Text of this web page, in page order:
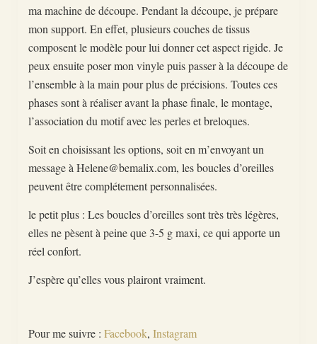
ma machine de découpe. Pendant la découpe, je prépare
mon support. En effet, plusieurs couches de tissus
composent le modèle pour lui donner cet aspect rigide. Je
peux ensuite poser mon vinyle puis passer à la découpe de
l’ensemble à la main pour plus de précisions. Toutes ces
phases sont à réaliser avant la phase finale, le montage,
l’association du motif avec les perles et breloques.
Soit en choisissant les options, soit en m’envoyant un
message à Helene@bemalix.com, les boucles d’oreilles
peuvent être complétement personnalisées.
le petit plus : Les boucles d’oreilles sont très très légères,
elles ne pèsent à peine que 3-5 g maxi, ce qui apporte un
réel confort.
J’espère qu’elles vous plairont vraiment.
Pour me suivre : Facebook, Instagram